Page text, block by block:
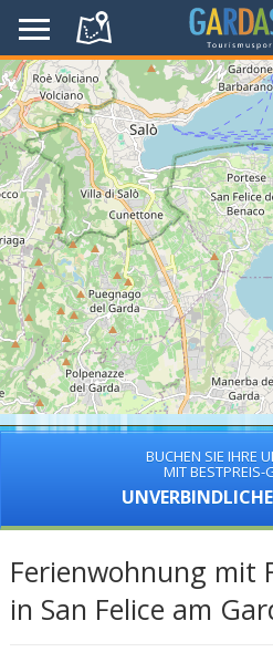
BUCHEN SIE IHRE
MIT BESTPREIS-
Ferienwohnung mit
in San Felice am